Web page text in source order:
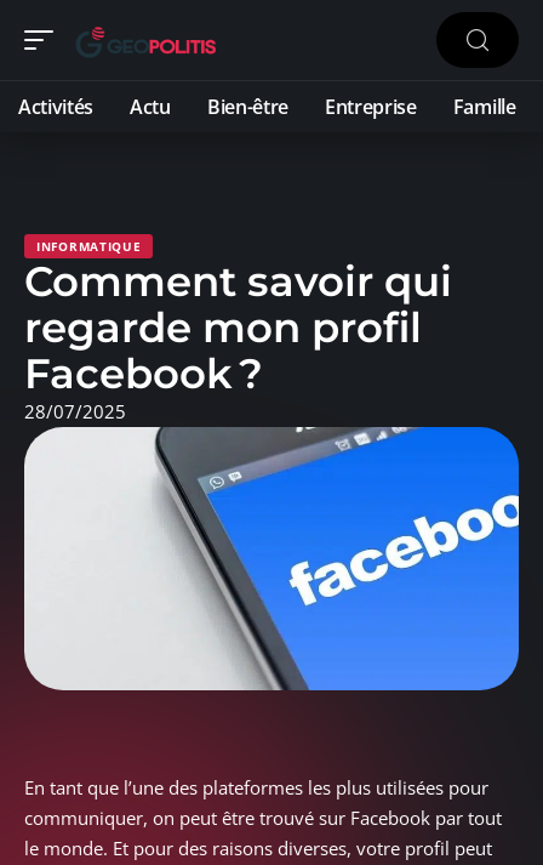
Activités Actu Bien-être Entreprise Famille
INFORMATIQUE
Comment savoir qui
regarde mon profil
Facebook ?
28/07/2025
En tant que l’une des plateformes les plus utilisées pour
communiquer, on peut être trouvé sur Facebook par tout
le monde. Et pour des raisons diverses, votre profil peut